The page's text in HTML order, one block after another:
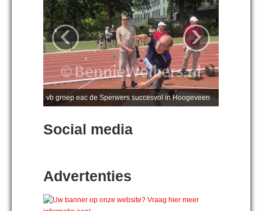
vb groep eac de Sperwers succesvol in Hoogeveen
‹ ›
Social media
Advertenties